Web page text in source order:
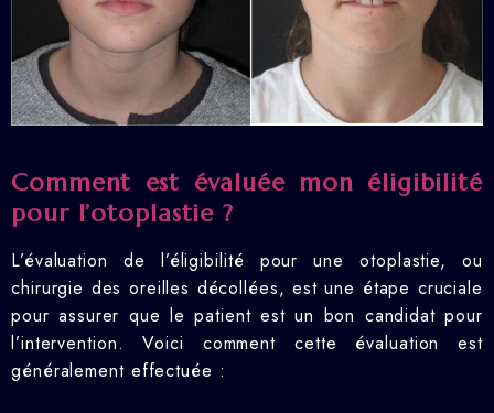
Comment est évaluée mon éligibilité
pour l’otoplastie ?
L’évaluation de l’éligibilité pour une otoplastie, ou
chirurgie des oreilles décollées, est une étape cruciale
pour assurer que le patient est un bon candidat pour
l’intervention. Voici comment cette évaluation est
généralement effectuée :